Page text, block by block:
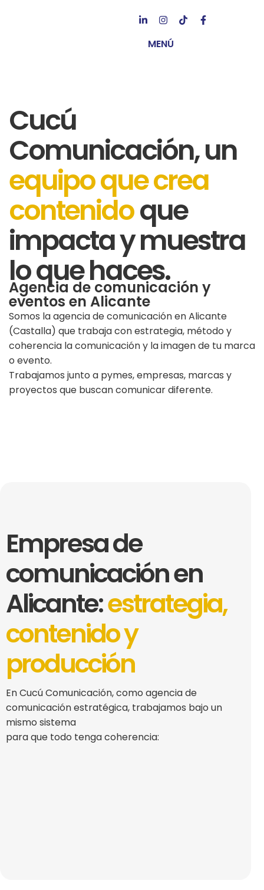
MENÚ
Cucú
Comunicación, un
equipo que crea
contenidoque
impacta y muestra
lo que haces.
Agencia de comunicación y
eventos en Alicante
Somos la agencia de comunicación en Alicante
(Castalla) que trabaja con estrategia, método y
coherencia la comunicación y la imagen de tu marca
o evento.
Trabajamos junto a pymes, empresas, marcas y
proyectos que buscan comunicar diferente.
Empresa de
comunicación en
Alicante:estrategia,
contenido y
producción
En Cucú Comunicación, como agencia de
comunicación estratégica, trabajamos bajo un
mismo sistema
para que todo tenga coherencia: